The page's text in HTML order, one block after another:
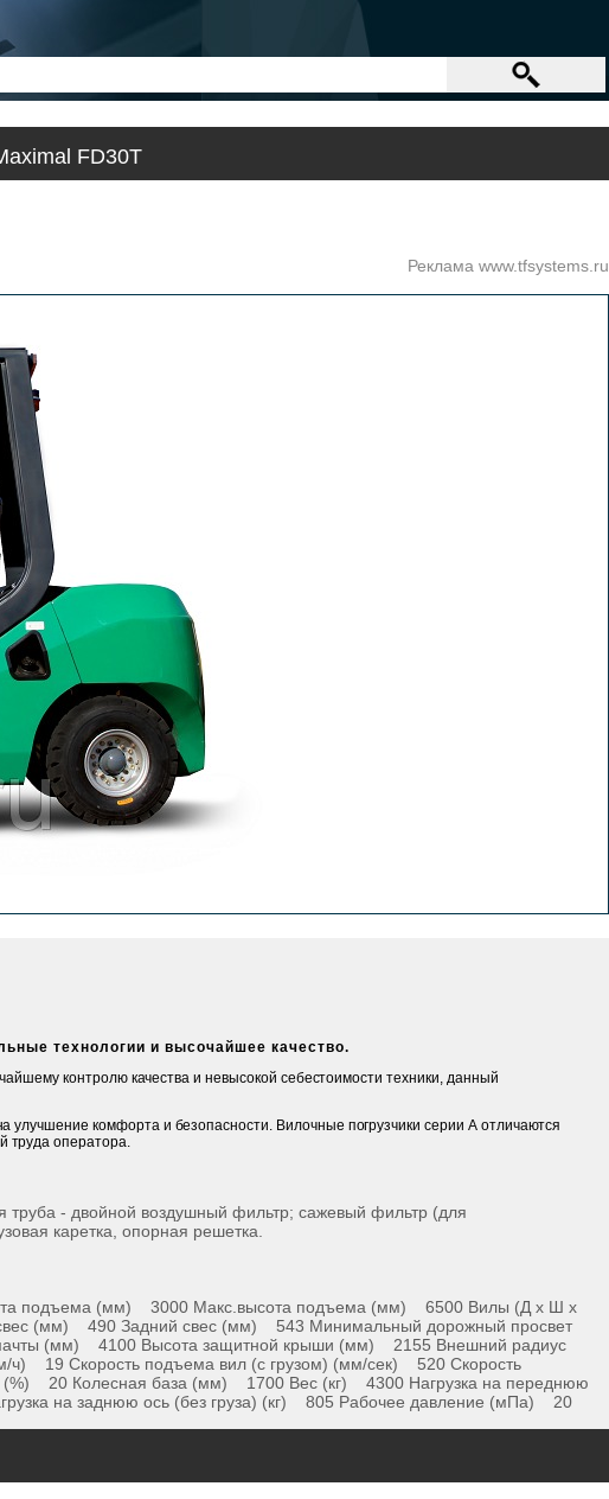
FD30T
Реклама www.tfsystems.ru
технологии и высочайшее качество.
контролю качества и невысокой себестоимости техники, данный
комфорта и безопасности. Вилочные погрузчики серии А отличаются
труда оператора.
труба - двойной воздушный фильтр; сажевый фильтр (для
каретка, опорная решетка.
подъема (мм) 3000 Макc.высота подъема (мм) 6500 Вилы (Д х Ш х
(мм) 490 Задний свес (мм) 543 Минимальный дорожный просвет
(мм) 4100 Высота защитной крыши (мм) 2155 Внешний радиус
ч) 19 Скорость подъема вил (с грузом) (мм/сек) 520 Скорость
(%) 20 Колесная база (мм) 1700 Вес (кг) 4300 Нагрузка на переднюю
на заднюю ось (без груза) (кг) 805 Рабочее давление (мПа) 20